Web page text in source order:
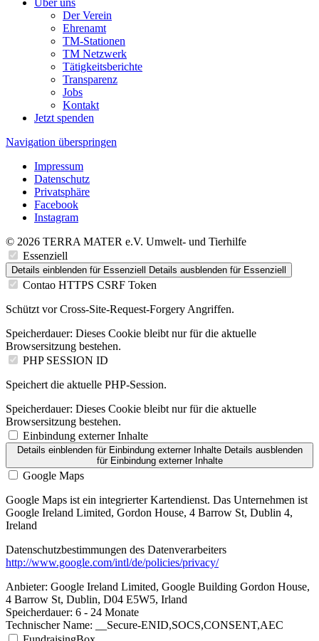
Der Verein
Ehrenamt
TM-Stationen
TM Netzwerk
Tätigkeitsberichte
Transparenz
Jobs
Kontakt
Jetzt spenden
Navigation überspringen
Impressum
Datenschutz
Privatsphäre
Facebook
Instagram
© 2026 TERRA MATER e.V. Umwelt- und Tierhilfe
Essenziell
Details einblenden für Essenziell Details ausblenden für Essenziell
Contao HTTPS CSRF Token
Schützt vor Cross-Site-Request-Forgery Angriffen.
Speicherdauer: Dieses Cookie bleibt nur für die aktuelle
Browsersitzung bestehen.
PHP SESSION ID
Speichert die aktuelle PHP-Session.
Speicherdauer: Dieses Cookie bleibt nur für die aktuelle
Browsersitzung bestehen.
Einbindung externer Inhalte
Details einblendenfür Einbindung externer Inhalte Details ausblenden
für Einbindung externer Inhalte
Google Maps
Google Maps ist ein integrierter Kartendienst. Das Unternehmen ist
Google Ireland Limited, Gordon House, 4 Barrow St, Dublin 4,
Ireland
Datenschutzbestimmungen des Datenverarbeiters
http://www.google.com/intl/de/policies/privacy/
Anbieter: Google Ireland Limited, Google Building Gordon House,
4 Barrow St, Dublin, D04 E5W5, Irland
Speicherdauer: 6 - 24 Monate
Technischer Name: __Secure-ENID,SOCS,CONSENT,AEC